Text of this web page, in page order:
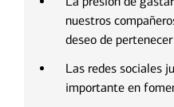
nuestros
deseo de
Las redes sociales
importante en